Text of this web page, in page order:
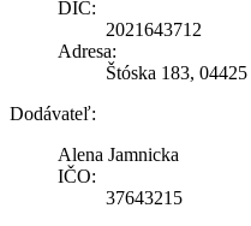
DIČ:
2021643712
Adresa:
Štóska 183,
Dodávateľ:
Alena Jamnicka
IČO:
37643215